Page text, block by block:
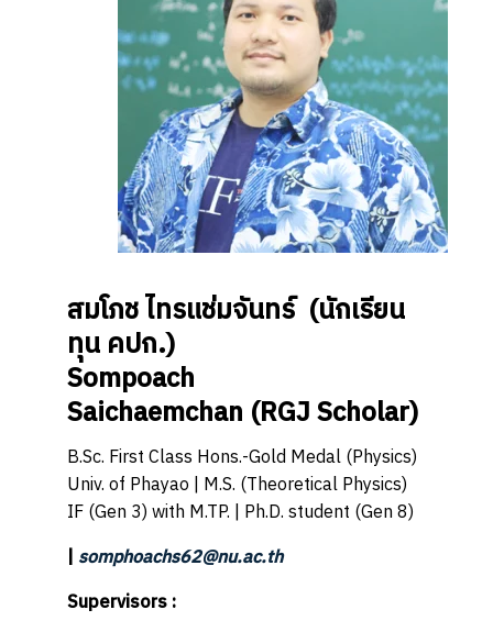
สมโภช ไทรแช่มจันทร์ (นักเรียน
ทุน คปก.)
Sompoach
Saichaemchan (RGJ Scholar)
B.Sc. First Class Hons.-Gold Medal (Physics)
Univ. of Phayao | M.S. (Theoretical Physics)
IF (Gen 3) with M.TP. | Ph.D. student (Gen 8)
| somphoachs62@nu.ac.th
Supervisors :